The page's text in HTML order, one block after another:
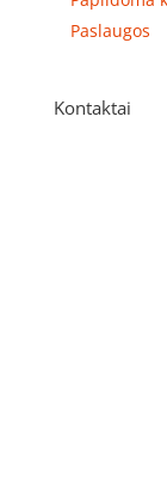
Paslaugos
Kontaktai